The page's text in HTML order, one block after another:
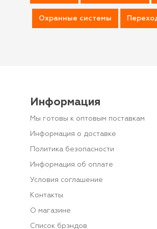
Охранные системы
Информация
Мы готовы к оптовым поставкам
Информация о доставке
Политика безопасности
Информация об оплате
Условия соглашение
Контакты
О магазине
Список брэндов